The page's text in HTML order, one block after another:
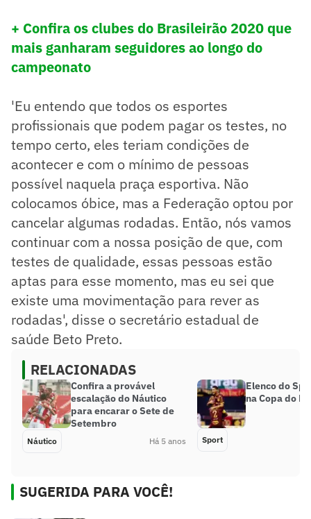
+ Confira os clubes do Brasileirão 2020 que
mais ganharam seguidores ao longo do
campeonato
'Eu entendo que todos os esportes
profissionais que podem pagar os testes, no
tempo certo, eles teriam condições de
acontecer e com o mínimo de pessoas
possível naquela praça esportiva. Não
colocamos óbice, mas a Federação optou por
cancelar algumas rodadas. Então, nós vamos
continuar com a nossa posição de que, com
testes de qualidade, essas pessoas estão
aptas para esse momento, mas eu sei que
existe uma movimentação para rever as
rodadas', disse o secretário estadual de
saúde Beto Preto.
RELACIONADAS
Confira a provável
escalação do Náutico
para encarar o Sete de
Setembro
Náutico Há 5 anos
Elenco do
na Copa do
Sport
SUGERIDA PARA VOCÊ!